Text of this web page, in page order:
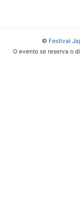
© Festival
O evento se reserva o